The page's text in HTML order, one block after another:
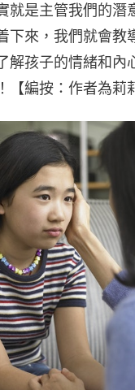
就是主管我們的潛
下來，我們就會教
解孩子的情緒和內
【編按：作者為莉